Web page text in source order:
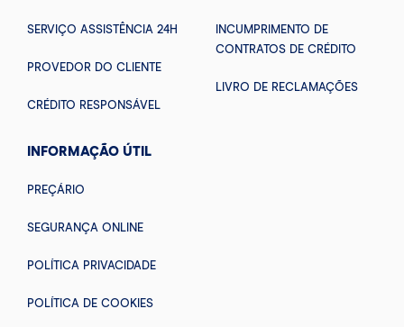
SERVIÇO ASSISTÊNCIA 24H
PROVEDOR DO CLIENTE
CRÉDITO RESPONSÁVEL
INFORMAÇÃO ÚTIL
PREÇÁRIO
SEGURANÇA ONLINE
POLÍTICA PRIVACIDADE
POLÍTICA DE COOKIES
INCUMPRIMENTO DE
CONTRATOS DE CRÉDITO
LIVRO DE RECLAMAÇÕES